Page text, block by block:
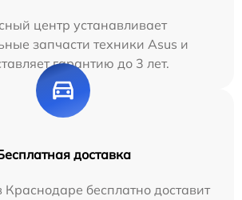
центр устанавливает
запчасти техники Asus и
гарантию до 3 лет.
доставка
бесплатно доставит